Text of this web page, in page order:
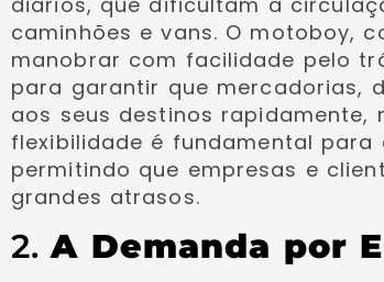
caminhões e vans. O motoboy,
manobrar com facilidade pelo
para garantir que mercadorias,
aos seus destinos rapidamente,
flexibilidade é fundamental
permitindo que empresas e
grandes atrasos.
2.A Demanda por